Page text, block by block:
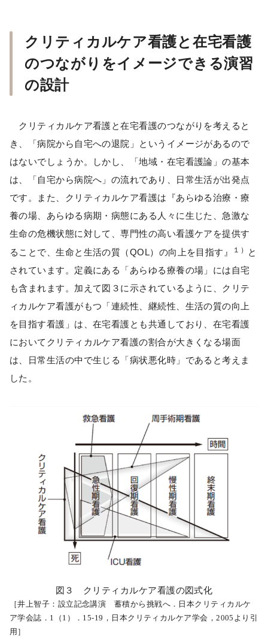
クリティカルケア看護と在宅看護
のつながりをイメージできる演習
の設計
クリティカルケア看護と在宅看護のつながりを考えると
き、「病院から自宅への退院」というイメージがあるので
はないでしょうか。しかし、「地域・在宅看護論」の基本
は、「自宅から病院へ」の流れであり、日常生活が出発点
です。また、クリティカルケア看護は『あらゆる治療・療
養の場、あらゆる病期・病態にある人々に生じた、急激な
生命の危機状態に対して、専門性の高い看護ケアを提供す
ることで、生命と生活の質（QOL）の向上を目指す』
１）
と
されています。定義にある「あらゆる療養の場」には自宅
も含まれます。加えて図３に示されているように、クリテ
ィカルケア看護がもつ「連続性、継続性、生活の質の向上
を目指す看護」は、在宅看護とも共通しており、在宅看護
においてクリティカルケア看護の割合が大きくなる場面
は、日常生活の中で生じる「病状悪化時」であると考えま
した。
図３ クリティカルケア看護の図式化
［井上智子：設立記念講演 蓄積から挑戦へ．日本クリティカルケ
ア学会誌．1（1）．15-19，日本クリティカルケア学会，2005より引
用］